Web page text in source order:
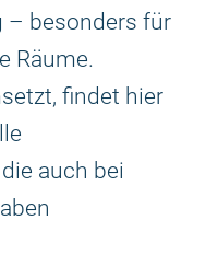
– besonders für
Räume.
findet hier
auch bei